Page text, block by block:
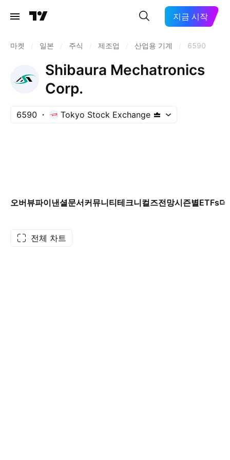
지금 시작
마켓 일본 주식 제조업 산업용 기계 6590
Shibaura Mechatronics
Corp.
6590 Tokyo Stock Exchange
오버뷰파이낸셜문서커뮤니티테크니컬즈전망시즌별ETFs더
전체 차트